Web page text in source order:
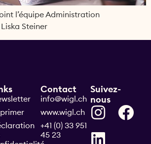
l’équipe Administration
Steiner
Contact
info@wigl.ch
www.wigl.ch
+41 (0) 33 951
45 23
Suivez-
nous